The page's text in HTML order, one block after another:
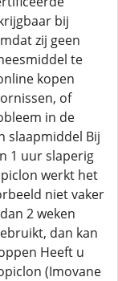
bij
zij geen
te
kopen
of
in de
slaapmiddel Bij
1 uur slaperig
werkt het
niet vaker
2 weken
dan kan
Heeft u
(Imovane